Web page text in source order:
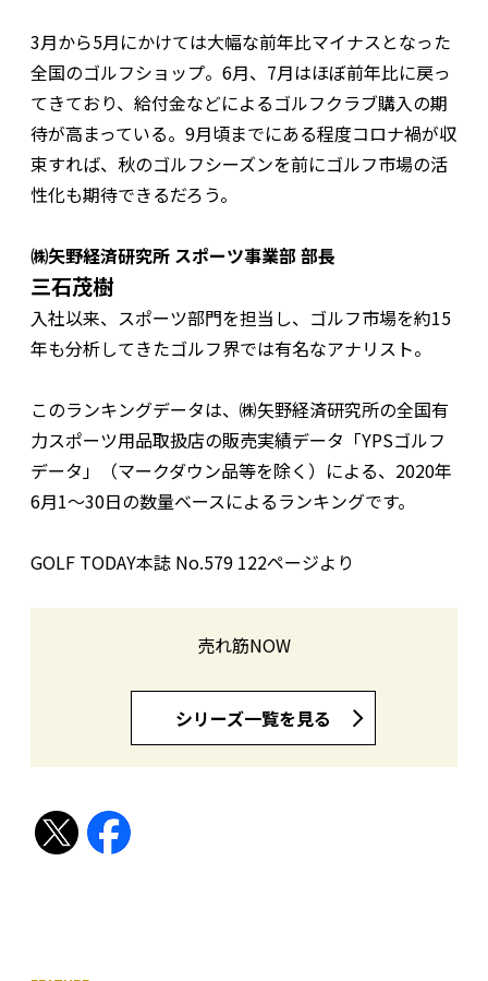
3月から5月にかけては大幅な前年比マイナスとなった
全国のゴルフショップ。6月、7月はほぼ前年比に戻っ
てきており、給付金などによるゴルフクラブ購入の期
待が高まっている。9月頃までにある程度コロナ禍が収
束すれば、秋のゴルフシーズンを前にゴルフ市場の活
性化も期待できるだろう。
㈱矢野経済研究所 スポーツ事業部 部長
三石茂樹
入社以来、スポーツ部門を担当し、ゴルフ市場を約15
年も分析してきたゴルフ界では有名なアナリスト。
このランキングデータは、㈱矢野経済研究所の全国有
力スポーツ用品取扱店の販売実績データ「YPSゴルフ
データ」（マークダウン品等を除く）による、2020年
6月1〜30日の数量ベースによるランキングです。
GOLF TODAY本誌 No.579 122ページより
売れ筋NOW
シリーズ一覧を見る